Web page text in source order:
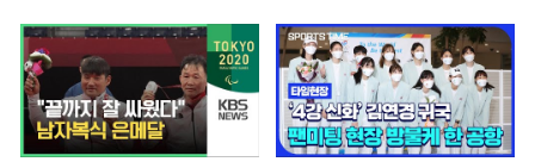
화]